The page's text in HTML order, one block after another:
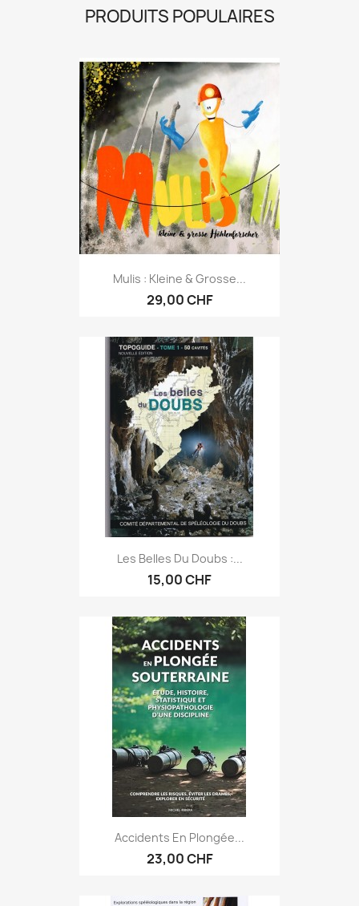
PRODUITS POPULAIRES
Mulis : Kleine & Grosse...
29,00 CHF
Les Belles Du Doubs :...
15,00 CHF
Accidents En Plongée...
23,00 CHF